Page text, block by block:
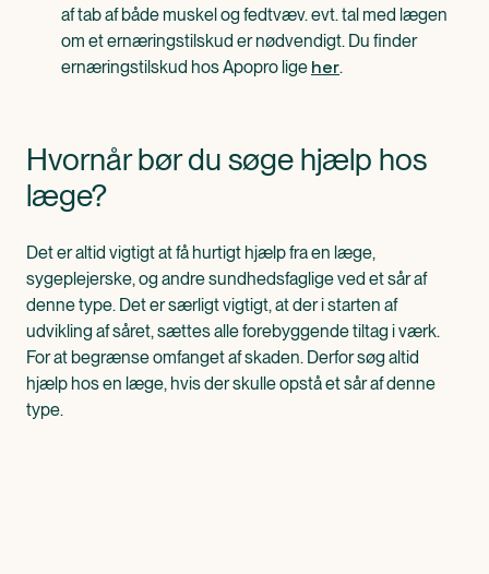
af tab af både muskel og fedtvæv. evt. tal med lægen
om et ernæringstilskud er nødvendigt. Du finder
ernæringstilskud hos Apopro lige her.
Hvornår bør du søge hjælp hos
læge?
Det er altid vigtigt at få hurtigt hjælp fra en læge,
sygeplejerske, og andre sundhedsfaglige ved et sår af
denne type. Det er særligt vigtigt, at der i starten af
udvikling af såret, sættes alle forebyggende tiltag i værk.
For at begrænse omfanget af skaden. Derfor søg altid
hjælp hos en læge, hvis der skulle opstå et sår af denne
type.